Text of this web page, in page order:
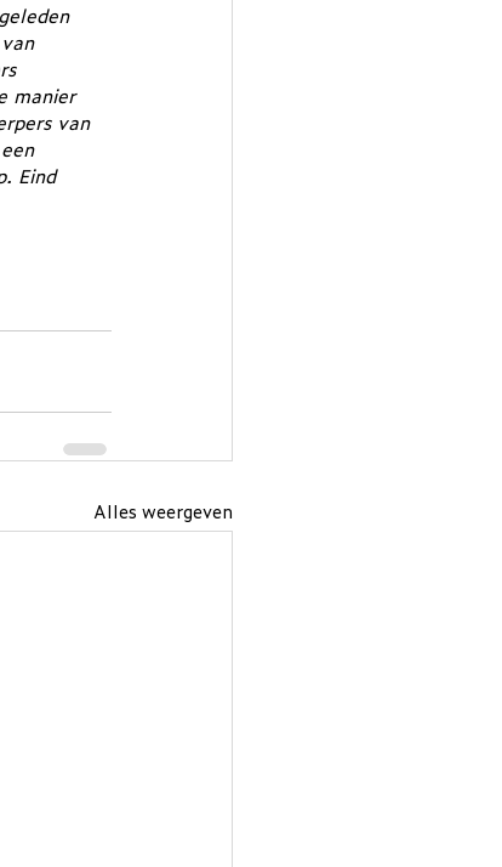
manier
van
Eind
Alles weergeven